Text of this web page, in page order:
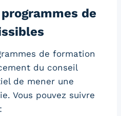
de
de formation
du conseil
de mener une
Vous pouvez suivre